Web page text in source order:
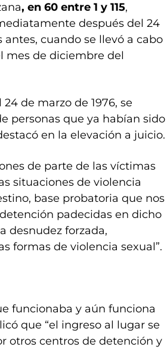
, en 60 entre 1 y 115,
después del 24
antes, cuando se llevó a cabo
mes de diciembre del
de marzo de 1976, se
personas que ya habían sido
en la elevación a juicio.
de parte de las víctimas
situaciones de violencia
base probatoria que nos
padecidas en dicho
desnudez forzada,
formas de violencia sexual”.
funcionaba y aún funciona
que “el ingreso al lugar se
otros centros de detención y